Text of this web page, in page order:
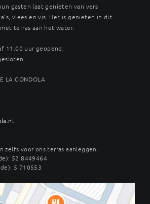
gasten laat genieten van vers
vlees en vis. Het is genieten in dit
terras aan het water.
11.00 uur geopend.
LA GONDOLA
zelfs voor ons terras aanleggen.
52.8449464
5.710553